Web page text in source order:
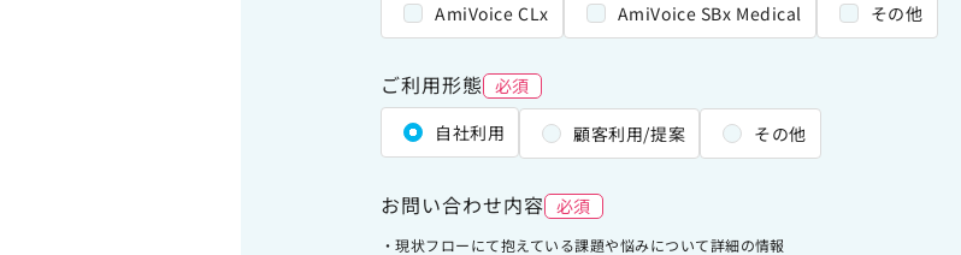
AmiVoice CLx AmiVoice SBx Medical その他
ご利用形態
必須
自社利用
顧客利用/提案 その他
お問い合わせ内容 必須
・現状フローにて抱えている課題や悩みについて詳細の情報